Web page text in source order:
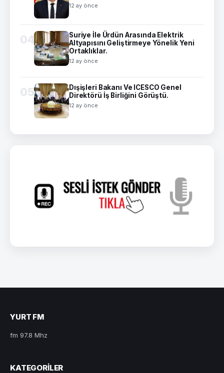
12 ay önce
04
Suriye İle Ürdün Arasında Elektrik
Altyapısını Geliştirmeye Yönelik Yeni
Ortaklıklar.
12 ay önce
05
Dışişleri Bakanı Ve ICESCO Genel
Direktörü İş Birliğini Görüştü.
12 ay önce
YURT FM
fm 97.8 Mhz
KATEGORILER